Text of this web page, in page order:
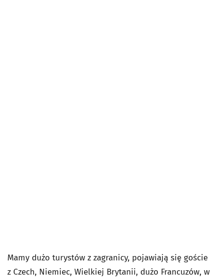
Mamy dużo turystów z zagranicy, pojawiają się goście
z Czech, Niemiec, Wielkiej Brytanii, dużo Francuzów, w